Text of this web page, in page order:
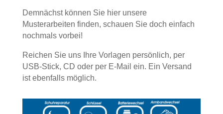
Demnächst können Sie hier unsere
Musterarbeiten finden, schauen Sie doch einfach
nochmals vorbei!
Reichen Sie uns Ihre Vorlagen persönlich, per
USB-Stick, CD oder per E-Mail ein. Ein Versand
ist ebenfalls möglich.